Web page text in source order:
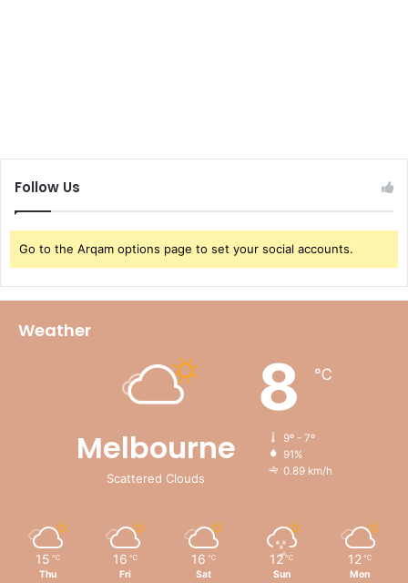
Follow Us
Go to the Arqam options page to set your social accounts.
Weather
Melbourne
Scattered Clouds
8 ℃
9º - 7º
91%
0.89 km/h
15 ℃
Thu
16 ℃
Fri
16 ℃
Sat
12 ℃
Sun
12 ℃
Mon